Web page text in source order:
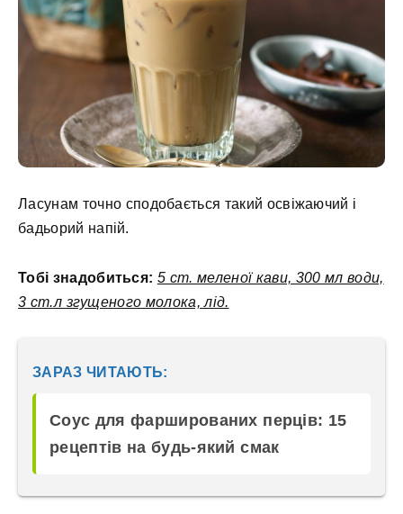
Ласунам точно сподобається такий освіжаючий і
бадьорий напій.
Тобі знадобиться: 5 ст. меленої кави, 300 мл води,
3 ст.л згущеного молока, лід.
ЗАРАЗ ЧИТАЮТЬ:
Соус для фаршированих перців: 15
рецептів на будь-який смак